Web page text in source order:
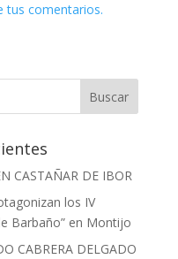
tus comentarios.
CASTAÑAR DE IBOR
los IV
Barbaño” en Montijo
CABRERA DELGADO